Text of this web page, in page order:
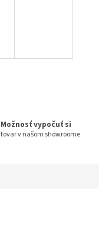
Možnosť vypočuť si
tovar v našom showroome